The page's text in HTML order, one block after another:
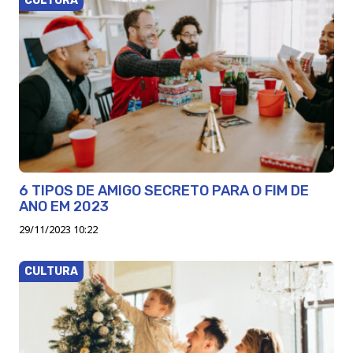
6 TIPOS DE AMIGO SECRETO PARA O FIM DE
ANO EM 2023
29/11/2023 10:22
CULTURA